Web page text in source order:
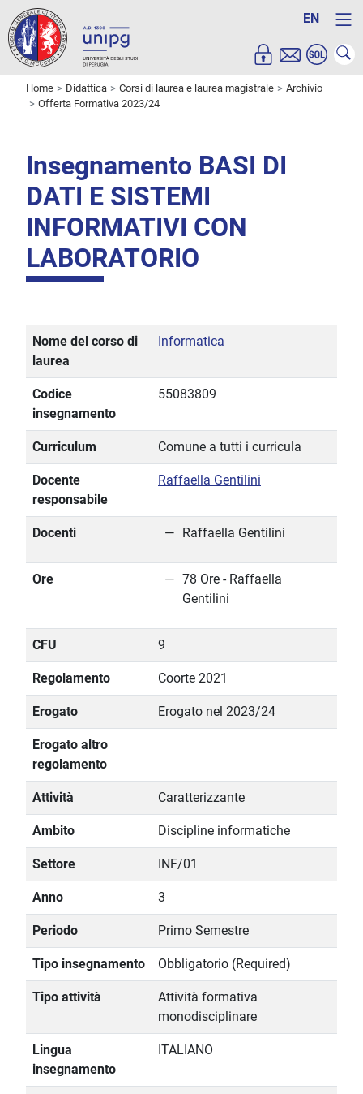
EN
Home Didattica Corsi di laurea e laurea magistrale
Archivio
Offerta Formativa 2023/24
Insegnamento BASI DI
DATI E SISTEMI
INFORMATIVI CON
LABORATORIO
Nome del corso di
laurea
Informatica
Codice
insegnamento
55083809
Curriculum Comune a tutti i curricula
Docente
responsabile
Raffaella Gentilini
Docenti Raffaella Gentilini
Ore
78 Ore - Raffaella
Gentilini
CFU 9
Regolamento Coorte 2021
Erogato Erogato nel 2023/24
Erogato altro
regolamento
Attività Caratterizzante
Ambito Discipline informatiche
Settore INF/01
Anno 3
Periodo Primo Semestre
Tipo insegnamento Obbligatorio (Required)
Tipo attività
Attività formativa
monodisciplinare
Lingua
insegnamento
ITALIANO